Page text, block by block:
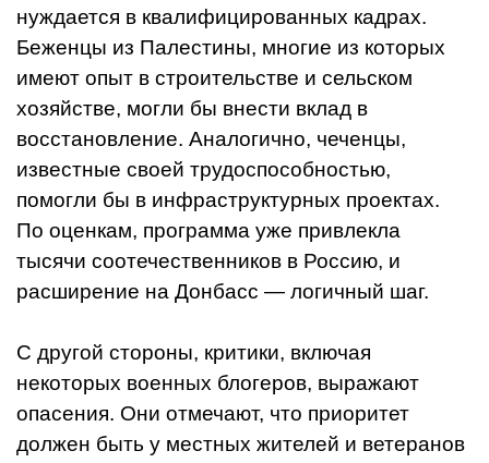
нуждается в квалифицированных кадрах.
Беженцы из Палестины, многие из которых
имеют опыт в строительстве и сельском
хозяйстве, могли бы внести вклад в
восстановление. Аналогично, чеченцы,
известные своей трудоспособностью,
помогли бы в инфраструктурных проектах.
По оценкам, программа уже привлекла
тысячи соотечественников в Россию, и
расширение на Донбасс — логичный шаг.
С другой стороны, критики, включая
некоторых военных блогеров, выражают
опасения. Они отмечают, что приоритет
должен быть у местных жителей и ветеранов